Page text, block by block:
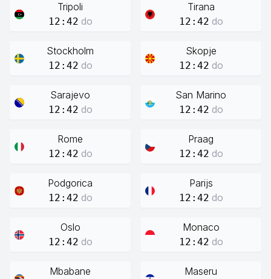
Tripoli
12:42 do
Tirana
12:42 do
Stockholm
12:42 do
Skopje
12:42 do
Sarajevo
12:42 do
San Marino
12:42 do
Rome
12:42 do
Praag
12:42 do
Podgorica
12:42 do
Parijs
12:42 do
Oslo
12:42 do
Monaco
12:42 do
Mbabane Maseru